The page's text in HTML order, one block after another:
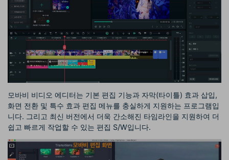
모바비 비디오 에디터는 기본 편집 기능과 자막(타이틀) 효과 삽입,
화면 전환 및 특수 효과 편집 메뉴를 충실하게 지원하는 프로그램입
니다. 그리고 최신 버전에서 더욱 간소해진 타임라인을 지원하여 더
쉽고 빠르게 작업할 수 있는 편집 S/W입니다.